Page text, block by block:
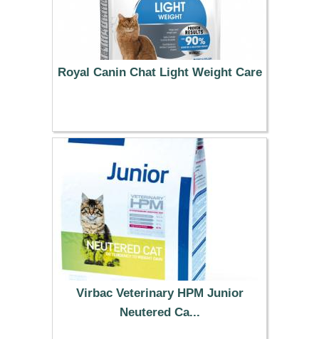
Royal Canin Chat Light Weight Care
19.99 €
Virbac Veterinary HPM Junior
Neutered Ca...